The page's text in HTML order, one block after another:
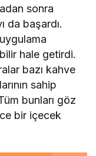
sonra
da başardı.
hale getirdi.
bazı kahve
sahip
bunları göz
bir içecek